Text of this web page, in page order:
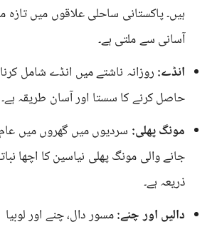
ہیں۔ پاکستانی ساحلی علاقوں میں تازہ
آسانی سے ملتی ہے۔
انڈے: روزانہ ناشتے میں انڈے شامل
حاصل کرنے کا سستا اور آسان طریقہ ہے۔
مونگ پھلی: سردیوں میں گھروں میں
جانے والی مونگ پھلی نیاسین کا اچھا
ذریعہ ہے۔
دالیں اور چنے:مسور دال، چنے اور لوبیا